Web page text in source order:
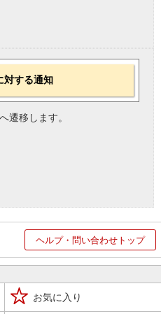
対する通知
遷移します。
ヘルプ・問い合わせトップ
お気に入り